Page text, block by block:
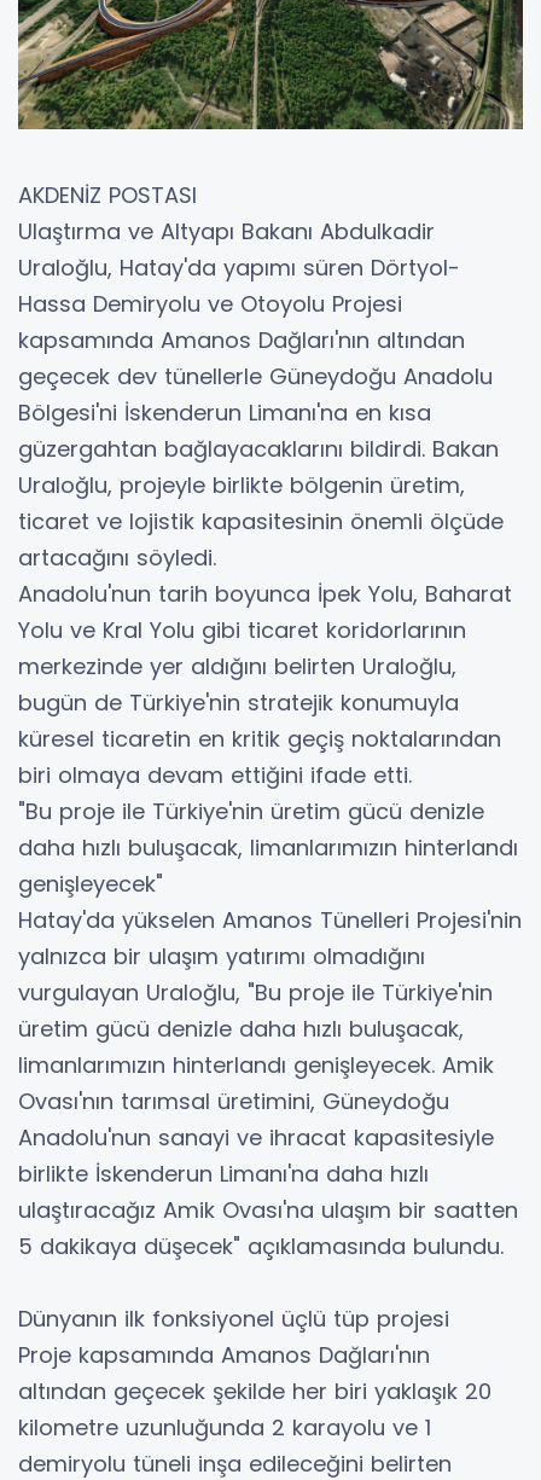
AKDENİZ POSTASI
Ulaştırma ve Altyapı Bakanı Abdulkadir
Uraloğlu, Hatay'da yapımı süren Dörtyol-
Hassa Demiryolu ve Otoyolu Projesi
kapsamında Amanos Dağları'nın altından
geçecek dev tünellerle Güneydoğu Anadolu
Bölgesi'ni İskenderun Limanı'na en kısa
güzergahtan bağlayacaklarını bildirdi. Bakan
Uraloğlu, projeyle birlikte bölgenin üretim,
ticaret ve lojistik kapasitesinin önemli ölçüde
artacağını söyledi.
Anadolu'nun tarih boyunca İpek Yolu, Baharat
Yolu ve Kral Yolu gibi ticaret koridorlarının
merkezinde yer aldığını belirten Uraloğlu,
bugün de Türkiye'nin stratejik konumuyla
küresel ticaretin en kritik geçiş noktalarından
biri olmaya devam ettiğini ifade etti.
"Bu proje ile Türkiye'nin üretim gücü denizle
daha hızlı buluşacak, limanlarımızın hinterlandı
genişleyecek"
Hatay'da yükselen Amanos Tünelleri Projesi'nin
yalnızca bir ulaşım yatırımı olmadığını
vurgulayan Uraloğlu, "Bu proje ile Türkiye'nin
üretim gücü denizle daha hızlı buluşacak,
limanlarımızın hinterlandı genişleyecek. Amik
Ovası'nın tarımsal üretimini, Güneydoğu
Anadolu'nun sanayi ve ihracat kapasitesiyle
birlikte İskenderun Limanı'na daha hızlı
ulaştıracağız Amik Ovası'na ulaşım bir saatten
5 dakikaya düşecek" açıklamasında bulundu.
Dünyanın ilk fonksiyonel üçlü tüp projesi
Proje kapsamında Amanos Dağları'nın
altından geçecek şekilde her biri yaklaşık 20
kilometre uzunluğunda 2 karayolu ve 1
demiryolu tüneli inşa edileceğini belirten